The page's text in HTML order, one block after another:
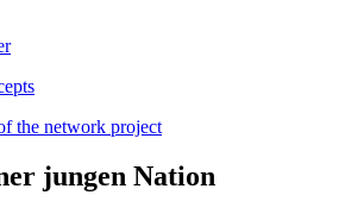
the network project
jungen Nation